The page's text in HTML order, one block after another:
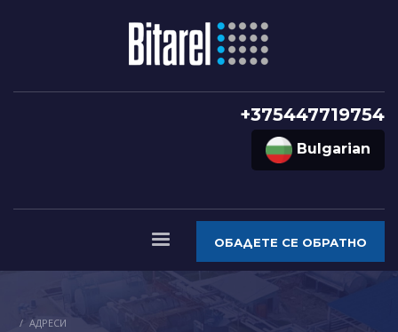
+375447719754
Bulgarian
ОБАДЕТЕ СЕ ОБРАТНО
АДРЕСИ